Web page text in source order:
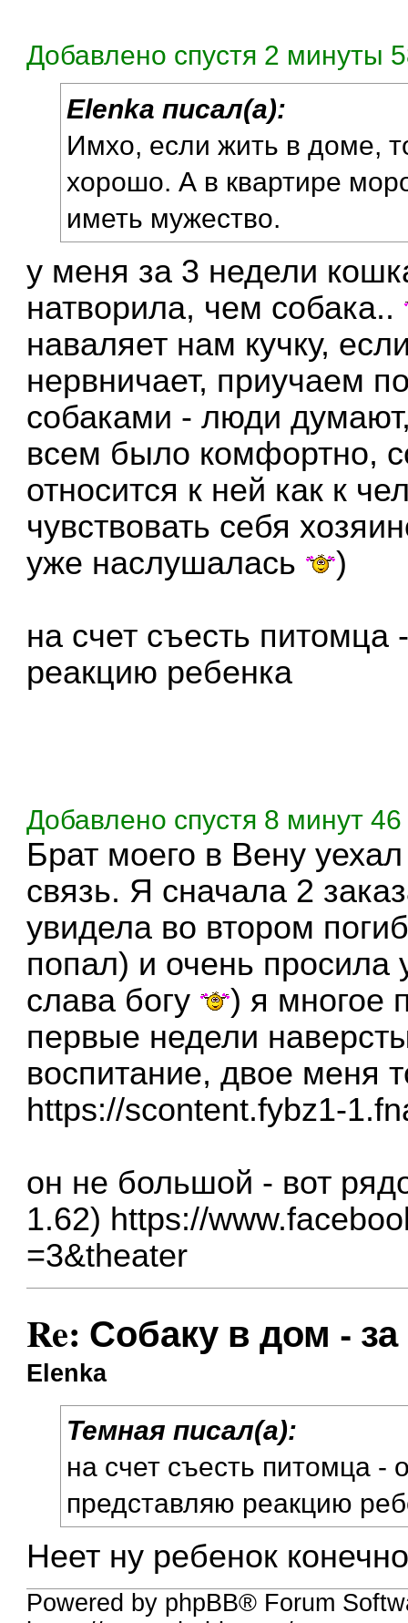
Добавлено спустя 2 минуты
Elenka писал(а):
Имхо, если жить в доме,
хорошо. А в квартире
иметь мужество.
у меня за 3 недели
натворила, чем собака..
наваляет нам кучку,
нервничает, приучаем
собаками - люди
всем было комфортно,
относится к ней как к
чувствовать себя
уже наслушалась
)
на счет съесть
реакцию ребенка
Добавлено спустя 8 минут 46
Брат моего в Вену
связь. Я сначала 2
увидела во втором
попал) и очень просила
слава богу
) я многое
первые недели
воспитание, двое меня
https://scontent.fybz1-
он не большой - вот
1.62) https://
=3&theater
Re: Собаку в дом -
Elenka
Темная писал(а):
на счет съесть питомца -
представляю реакцию
Неет ну ребенок
Powered by phpBB® Forum